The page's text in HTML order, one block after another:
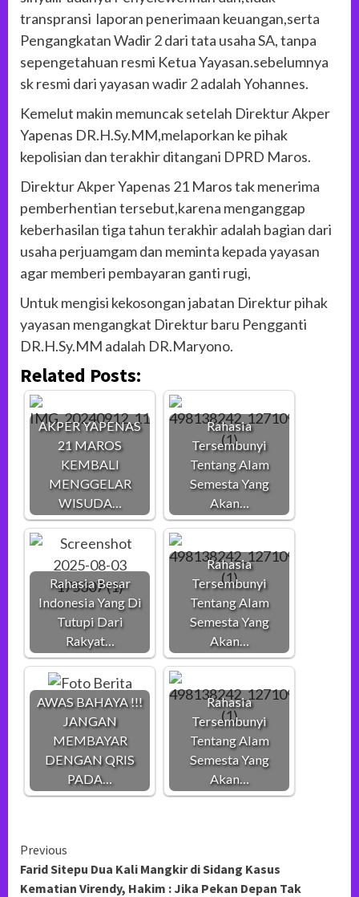
transpransi laporan penerimaan keuangan,serta
Pengangkatan Wadir 2 dari tata usaha SA, tanpa
sepengetahuan resmi Ketua Yayasan.sebelumnya
sk resmi dari yayasan wadir 2 adalah Yohannes.
Kemelut makin memuncak setelah Direktur Akper
Yapenas DR.H.Sy.MM,melaporkan ke pihak
kepolisian dan terakhir ditangani DPRD Maros.
Direktur Akper Yapenas 21 Maros tak menerima
pemberhentian tersebut,karena menganggap
keberhasilan tiga tahun terakhir adalah bagian dari
usaha perjuamgam dan meminta kepada yayasan
agar memberi pembayaran ganti rugi,
Untuk mengisi kekosongan jabatan Direktur pihak
yayasan mengangkat Direktur baru Pengganti
DR.H.Sy.MM adalah DR.Maryono.
Related Posts:
AKPER YAPENAS
21 MAROS
KEMBALI
MENGGELAR
WISUDA…
Rahasia
Tersembunyi
Tentang Alam
Semesta Yang
Akan…
Rahasia Besar
Indonesia Yang Di
Tutupi Dari
Rakyat…
Rahasia
Tersembunyi
Tentang Alam
Semesta Yang
Akan…
AWAS BAHAYA !!!
JANGAN
MEMBAYAR
DENGAN QRIS
PADA…
Rahasia
Tersembunyi
Tentang Alam
Semesta Yang
Akan…
Continue
Reading
Previous
Farid Sitepu Dua Kali Mangkir di Sidang Kasus
Kematian Virendy, Hakim : Jika Pekan Depan Tak